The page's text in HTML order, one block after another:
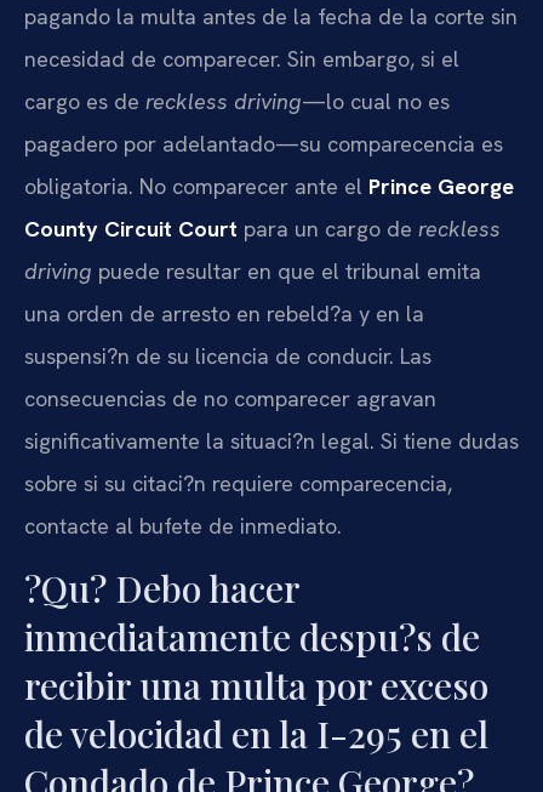
pagando la multa antes de la fecha de la corte sin
necesidad de comparecer. Sin embargo, si el
cargo es de reckless driving—lo cual no es
pagadero por adelantado—su comparecencia es
obligatoria. No comparecer ante el Prince George
County Circuit Court para un cargo de reckless
driving puede resultar en que el tribunal emita
una orden de arresto en rebeld?a y en la
suspensi?n de su licencia de conducir. Las
consecuencias de no comparecer agravan
significativamente la situaci?n legal. Si tiene dudas
sobre si su citaci?n requiere comparecencia,
contacte al bufete de inmediato.
?Qu? Debo hacer
inmediatamente despu?s de
recibir una multa por exceso
de velocidad en la I-295 en el